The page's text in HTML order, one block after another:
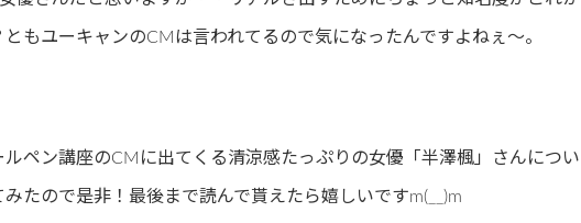
もユーキャンのCMは言われてるので気になったんですよねぇ～。
ペン講座のCMに出てくる清涼感たっぷりの女優「半澤楓」さんについ
たので是非！最後まで読んで貰えたら嬉しいですm(__)m